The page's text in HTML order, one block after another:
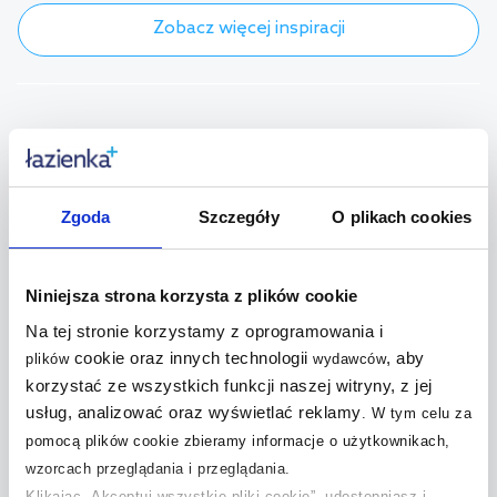
Zgoda Szczegóły O plikach cookies
Niniejsza strona korzysta z plików cookie
Na tej stronie korzystamy z oprogramowania i
plikówcookie oraz innych technologii wydawców, aby
korzystać ze wszystkich funkcji naszej witryny, z jej
usług, analizować oraz wyświetlać reklamy
W tym celu za
pomocą plików cookie zbieramy informacje o użytkownikach,
wzorcach przeglądania i przeglądania.
Zobacz więcej inspiracji
Czy syfon jest uniwersalny? +
Jakie są rodzaje syfonu?
Jaki syfon do umywalki nablatowej? +
Jaki syfon do umywalki z szufladami? +